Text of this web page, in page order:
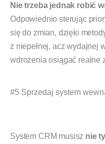
Nie trzeba jednak robić
Odpowiednio sterując
się do zmian, dzięki
z niepełnej, acz wydajnej
wdrożenia osiągać realne
#5 Sprzedaj system
System CRM musisz nie